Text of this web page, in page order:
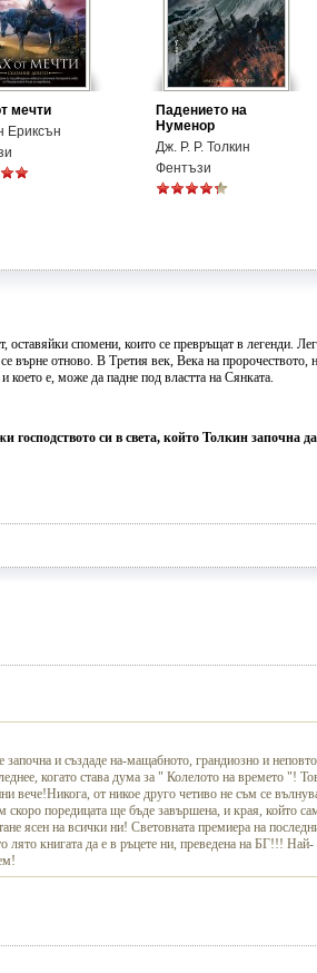
мечти
Ериксън
Падението на
Нуменор
Дж. Р. Р. Толкин
Фентъзи
оставяйки спомени, които се превръщат в легенди.
върне отново. В Третия век, Века на пророчеството,
е, може да падне под властта на Сянката.
си в света, който Толкин започна
и създаде на-мащабното, грандиозно и
когато става дума за " Колелото на времето "!
вече!Никога, от никое друго четиво не съм се
поредицата ще бъде завършена, и края, който
ясен на всички ни! Световната премиера на
книгата да е в ръцете ни, преведена на БГ!!! Най-